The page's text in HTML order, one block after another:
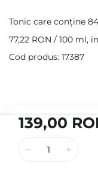
139,00
Tonic care conține
77,22 RON / 100 ml,
Cod produs: 17387